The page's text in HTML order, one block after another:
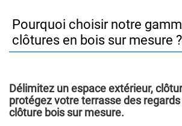
Pourquoi choisir notre
clôtures en bois sur mesure ?
Délimitez un espace extérieur,
protégez votre terrasse des
clôture bois sur mesure.